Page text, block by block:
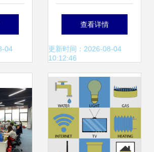
业
透
04
镇 秘密排放的气体
与村民的癌症之谜
查看详情
更新时间：2026-08-04
10:12:46